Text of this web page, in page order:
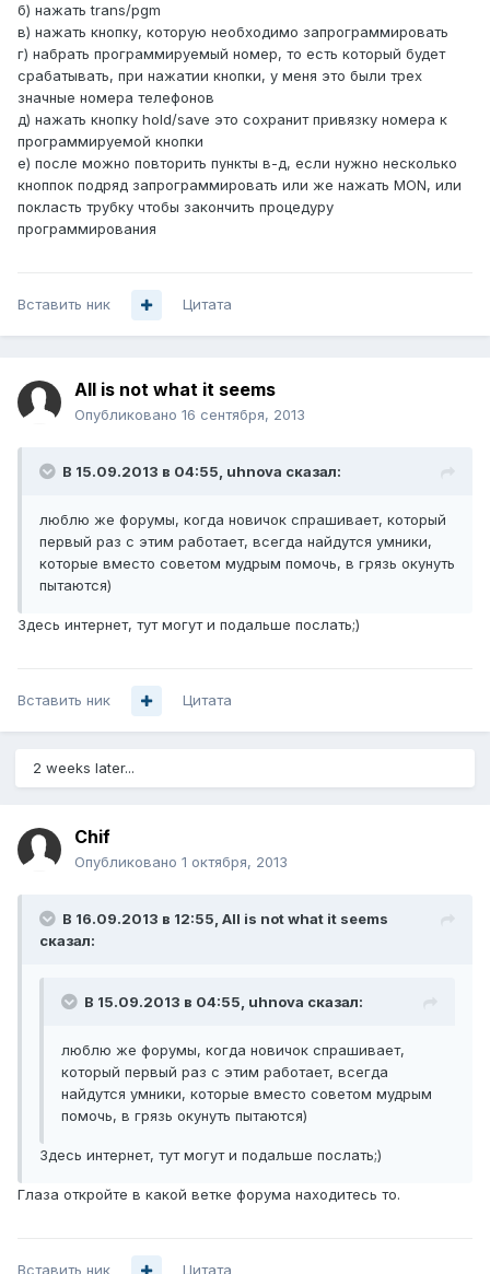
б) нажать trans/pgm
в) нажать кнопку, которую необходимо запрограммировать
г) набрать программируемый номер, то есть который будет
срабатывать, при нажатии кнопки, у меня это были трех
значные номера телефонов
д) нажать кнопку hold/save это сохранит привязку номера к
программируемой кнопки
е) после можно повторить пункты в-д, если нужно несколько
кноппок подряд запрограммировать или же нажать MON, или
покласть трубку чтобы закончить процедуру
программирования
Вставить ник Цитата
All is not what it seems
Опубликовано 16 сентября, 2013
В 15.09.2013 в 04:55, uhnova сказал:
люблю же форумы, когда новичок спрашивает, который
первый раз с этим работает, всегда найдутся умники,
которые вместо советом мудрым помочь, в грязь окунуть
пытаются)
Здесь интернет, тут могут и подальше послать;)
Вставить ник Цитата
2 weeks later...
Chif
Опубликовано 1 октября, 2013
В 16.09.2013 в 12:55, All is not what it seems
сказал:
В 15.09.2013 в 04:55, uhnova сказал:
люблю же форумы, когда новичок спрашивает,
который первый раз с этим работает, всегда
найдутся умники, которые вместо советом мудрым
помочь, в грязь окунуть пытаются)
Здесь интернет, тут могут и подальше послать;)
Глаза откройте в какой ветке форума находитесь то.
Вставить ник Цитата